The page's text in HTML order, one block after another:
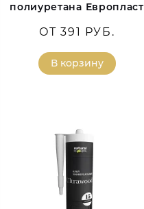
полиуретана Европласт
ОТ 391 РУБ.
В корзину